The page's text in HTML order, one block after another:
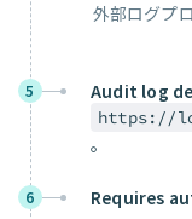
外部ログプ
5 Audit log
https://
。
6 Requires